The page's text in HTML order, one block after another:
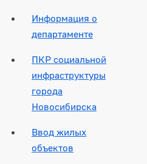
Информация о
департаменте
ПКР социальной
инфраструктуры
города
Новосибирска
Ввод жилых
объектов